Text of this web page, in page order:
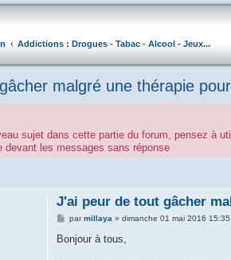
Addictions : Drogues - Tabac - Alcool - Jeux...
malgré une thérapie
sujet dans cette partie du forum, pensez à
devant les messages sans réponse
J'ai peur de tout gâcher
M
s
parmillaya » dimanche 01 mai 2016 15:35
Bonjour à tous,